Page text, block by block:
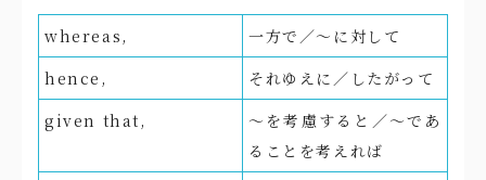
whereas,
一方で／〜に対して
hence,
それゆえに／したがって
given that,
〜を考慮すると／〜であ
ることを考えれば